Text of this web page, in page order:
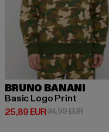
BRUNO BANANI
Basic Logo Print
25,89 EUR
Prix courant: 25,89 EUR
34,99 EURPrix en